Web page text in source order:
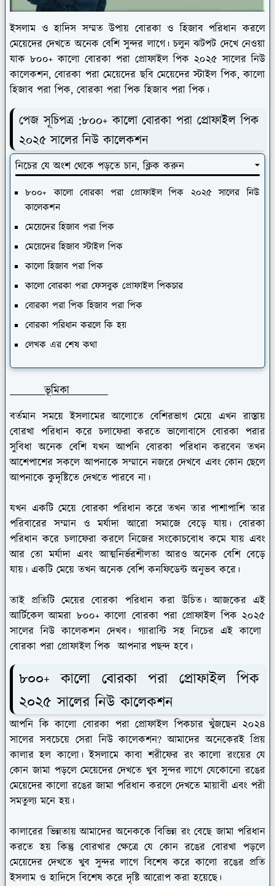
ইসলাম ও হাদিস সম্মত উপায় বোরকা ও হিজাব পরিধান করলে
মেয়েদের দেখতে অনেক বেশি সুন্দর লাগে। চলুন ঝটপট দেখে নেওয়া
যাক ৮০০+ কালো বোরকা পরা প্রোফাইল পিক ২০২৫ সালের নিউ
কালেকশন, বোরকা পরা মেয়েদের ছবি মেয়েদের স্টাইল পিক, কালো
হিজাব পরা পিক, বোরকা পরা পিক হিজাব পরা পিক।
পেজ সূচিপত্র :৮০০+ কালো বোরকা পরা প্রোফাইল পিক
২০২৫ সালের নিউ কালেকশন
নিচের যে অংশ থেকে পড়তে চান, ক্লিক করুন
৮০০+ কালো বোরকা পরা প্রোফাইল পিক ২০২৫ সালের নিউ
কালেকশন
মেয়েদের হিজাব পরা পিক
মেয়েদের হিজাব স্টাইল পিক
কালো হিজাব পরা পিক
কালো বোরকা পরা ফেসবুক প্রোফাইল পিকচার
বোরকা পরা পিক হিজাব পরা পিক
বোরকা পরিধান করলে কি হয়
লেখক এর শেষ কথা
ভূমিকা
বর্তমান সময়ে ইসলামের আলোতে বেশিরভাগ মেয়ে এখন রাস্তায়
বোরখা পরিধান করে চলাফেরা করতে ভালোবাসে বোরকা পরার
সুবিধা অনেক বেশি যখন আপনি বোরকা পরিধান করবেন তখন
আশেপাশের সকলে আপনাকে সম্মানে নজরে দেখবে এবং কোন ছেলে
আপনাকে কুদৃষ্টিতে দেখতে পারবে না।
যখন একটি মেয়ে বোরকা পরিধান করে তখন তার পাশাপাশি তার
পরিবারের সম্মান ও মর্যাদা আরো সমাজে বেড়ে যায়। বোরকা
পরিধান করে চলাফেরা করলে নিজের সংকোচবোধ কমে যায় এবং
আর তো মর্যাদা এবং আত্মনির্ভরশীলতা আরও অনেক বেশি বেড়ে
যায়। একটি মেয়ে তখন অনেক বেশি কনফিডেন্ট অনুভব করে।
তাই প্রতিটি মেয়ের বোরকা পরিধান করা উচিত। আজকের এই
আর্টিকেল আমরা ৮০০+ কালো বোরকা পরা প্রোফাইল পিক ২০২৫
সালের নিউ কালেকশন দেখব। গ্যারান্টি সহ নিচের এই কালো
বোরকা পরা প্রোফাইল পিক আপনার পছন্দ হবে।
৮০০+ কালো বোরকা পরা প্রোফাইল পিক
২০২৫ সালের নিউ কালেকশন
আপনি কি কালো বোরকা পরা প্রোফাইল পিকচার খুঁজছেন ২০২৪
সালের সবচেয়ে সেরা নিউ কালেকশন? আমাদের অনেকেরই প্রিয়
কালার হল কালো। ইসলামে কাবা শরীফের রং কালো রংয়ের যে
কোন জামা পড়লে মেয়েদের দেখতে খুব সুন্দর লাগে যেকোনো রঙের
মেয়েদের কালো রঙের জামা পরিধান করলে দেখতে মায়াবী এবং পরী
সমতুল্য মনে হয়।
কালারের ভিন্নতায় আমাদের অনেককে বিভিন্ন রং বেছে জামা পরিধান
করতে হয় কিন্তু বোরখার ক্ষেত্রে যে কোন রঙের বোরখা পড়লে
মেয়েদের দেখতে খুব সুন্দর লাগে বিশেষ করে কালো রঙের প্রতি
ইসলাম ও হাদিসে বিশেষ করে দৃষ্টি আরোপ করা হয়েছে।